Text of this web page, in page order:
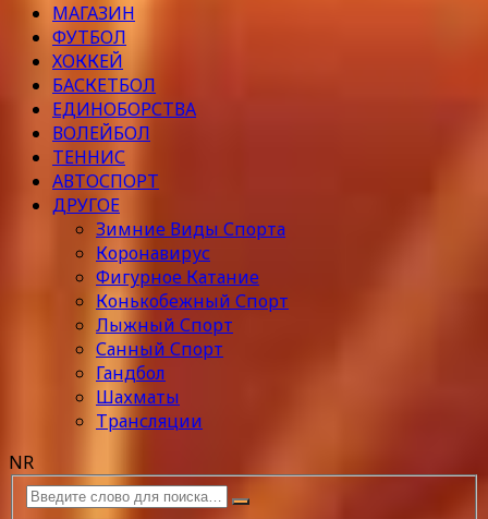
МАГАЗИН
ФУТБОЛ
ХОККЕЙ
БАСКЕТБОЛ
ЕДИНОБОРСТВА
ВОЛЕЙБОЛ
ТЕННИС
АВТОСПОРТ
ДРУГОЕ
Зимние Виды Спорта
Коронавирус
Фигурное Катание
Конькобежный Спорт
Лыжный Спорт
Санный Спорт
Гандбол
Шахматы
Трансляции
NR